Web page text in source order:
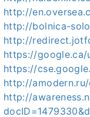
http://
http://bolnica-
http://
https://
https://
http://
http://